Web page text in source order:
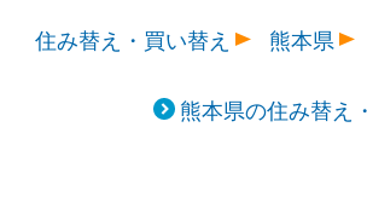
住み替え・買い替え
熊本県
熊本県の住み替え